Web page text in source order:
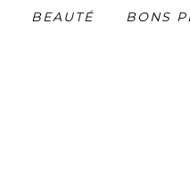
BEAUTÉ BONS